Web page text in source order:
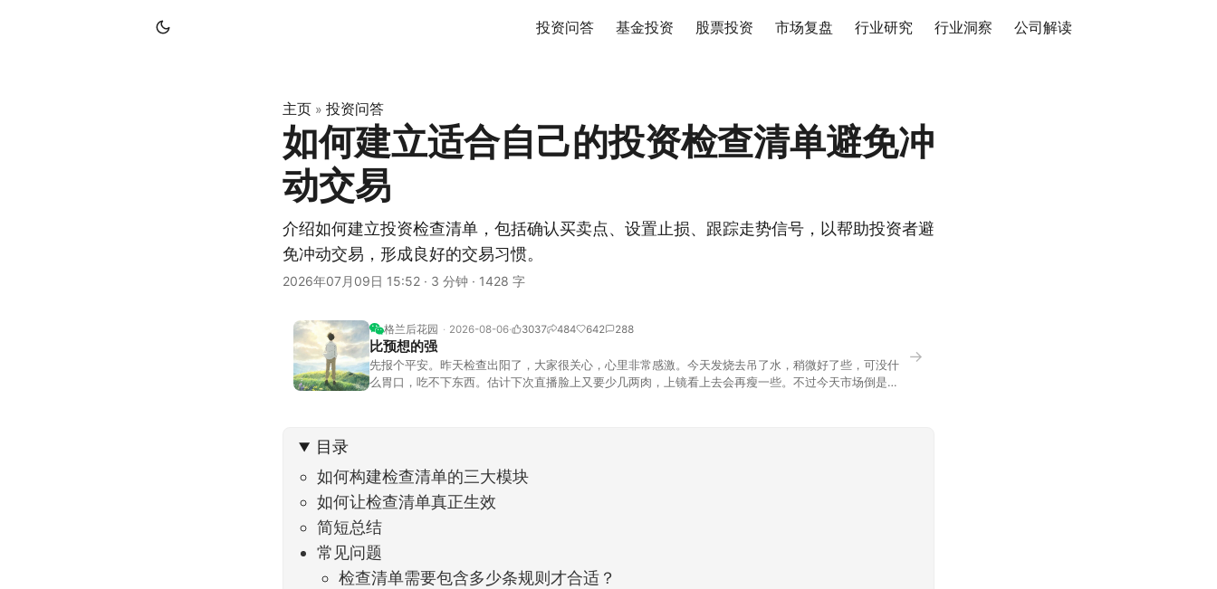
投资问答 基金投资 股票投资 市场复盘 行业研究 行业洞察 公司解读
主页 » 投资问答
如何建立适合自己的投资检查清单避免冲
动交易
介绍如何建立投资检查清单，包括确认买卖点、设置止损、跟踪走势信号，以帮助投资者避
免冲动交易，形成良好的交易习惯。
2026年07月09日 15:52 · 3 分钟 · 1428 字
格兰后花园 2026-08-06 3037 484 642 288
比预想的强
先报个平安。昨天检查出阳了，大家很关心，心里非常感激。今天发烧去吊了水，稍微好了些，可没什
么胃口，吃不下东西。估计下次直播脸上又要少几两肉，上镜看上去会再瘦一些。不过今天市场倒是蛮
→
目录
如何构建检查清单的三大模块
如何让检查清单真正生效
简短总结
常见问题
检查清单需要包含多少条规则才合适？